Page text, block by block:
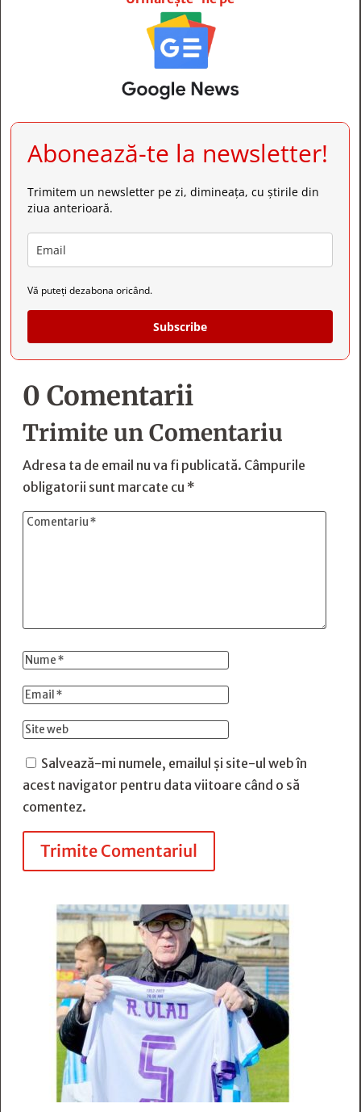
Abonează-te la newsletter!
Trimitem un newsletter pe zi, dimineața, cu știrile din
ziua anterioară.
Vă puteți dezabona oricând.
Subscribe
0 Comentarii
Trimite un Comentariu
Adresa ta de email nu va fi publicată. Câmpurile
obligatorii sunt marcate cu *
Salvează-mi numele, emailul și site-ul web în
acest navigator pentru data viitoare când o să
comentez.
Trimite Comentariul